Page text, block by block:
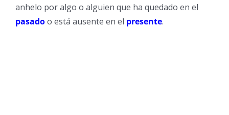
anhelo por algo o alguien que ha quedado en el
pasadoo está ausente en el presente.